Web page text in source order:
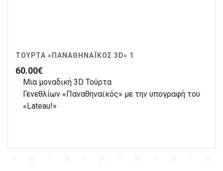
ΤΟΎΡΤΑ «ΠΑΝΑΘΗΝΑΪΚΌΣ 3D» 1
60.00€
Μια μοναδική 3D Τούρτα
Γενεθλίων «Παναθηναϊκός» με την υπογραφή του
«Lateau!»